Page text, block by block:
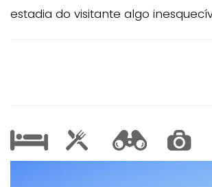
estadia do visitante algo